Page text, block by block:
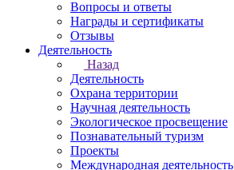
Вопросы и ответы
Награды и сертификаты
Отзывы
Деятельность
Назад
Деятельность
Охрана территории
Научная деятельность
Экологическое просвещение
Познавательный туризм
Проекты
Международная деятельность